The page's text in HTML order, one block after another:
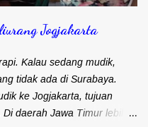
selalu dibikin sendiri. Ada
rasa yang berbeda
Jogjakarta
Kalau sedang mudik,
tidak ada di Surabaya.
ke Jogjakarta, tujuan
daerah Jawa Timur lebih